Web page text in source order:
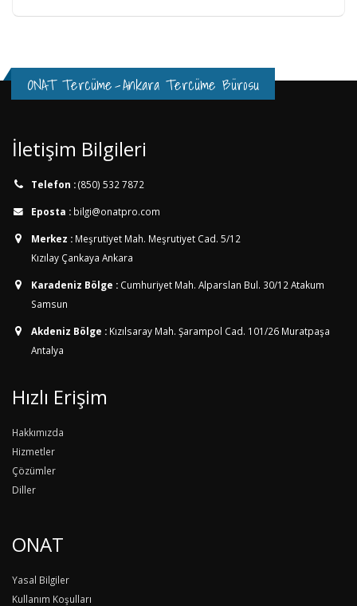
ONAT Tercüme-Ankara Tercüme Bürosu
İletişim Bilgileri
Telefon :(850) 532 7872
Eposta : bilgi@onatpro.com
Merkez : Meşrutiyet Mah. Meşrutiyet Cad. 5/12
Kızılay Çankaya Ankara
Karadeniz Bölge : Cumhuriyet Mah. Alparslan Bul. 30/12 Atakum
Samsun
Akdeniz Bölge : Kızılsaray Mah. Şarampol Cad. 101/26 Muratpaşa
Antalya
Hızlı Erişim
Hakkımızda
Hizmetler
Çözümler
Diller
ONAT
Yasal Bilgiler
Kullanım Koşulları